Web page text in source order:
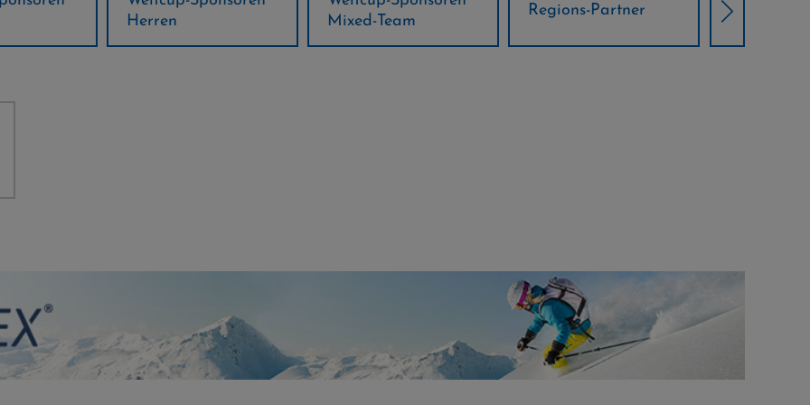
Mixed-Team
Regions-Partner
Partner
Klima